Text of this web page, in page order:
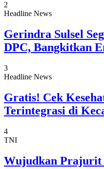
2
Headline News
Gerindra Sulsel
DPC, Bangkitkan
3
Headline News
Gratis! Cek
Terintegrasi di
4
TNI
Wujudkan Prajurit